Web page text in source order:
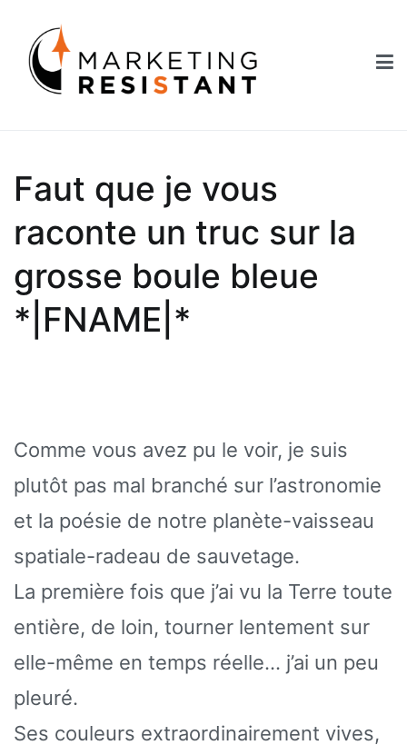
contenu
Faut que je vous
raconte un truc sur la
grosse boule bleue
*|FNAME|*
Comme vous avez pu le voir, je suis
plutôt pas mal branché sur l’astronomie
et la poésie de notre planète-vaisseau
spatiale-radeau de sauvetage.
La première fois que j’ai vu la Terre toute
entière, de loin, tourner lentement sur
elle-même en temps réelle… j’ai un peu
pleuré.
Ses couleurs extraordinairement vives,